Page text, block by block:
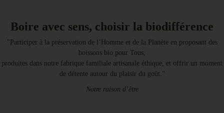
Boire avec sens, choisir la biodifférence
"Participer à la préservation de l’Homme et de la Planète en proposant des
boissons bio pour Tous,
produites dans notre fabrique familiale artisanale éthique, et offrir un moment
de détente autour du plaisir du goût."
Notre raison d’être